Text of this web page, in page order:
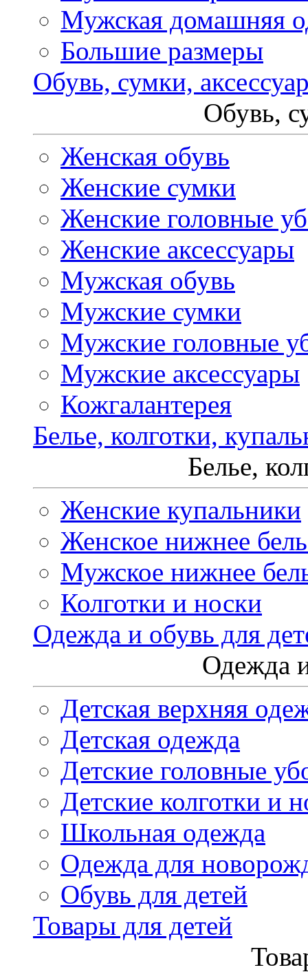
Мужская домашняя
Большие размеры
Обувь, сумки,
Обувь,
Женская обувь
Женские сумки
Женские головные
Женские аксессуары
Мужская обувь
Мужские сумки
Мужские головные
Мужские аксессуары
Кожгалантерея
Белье, колготки,
Белье,
Женские купальники
Женское нижнее
Мужское нижнее
Колготки и носки
Одежда и обувь для
Одежда
Детская верхняя
Детская одежда
Детские головные
Детские колготки и
Школьная одежда
Одежда для
Обувь для детей
Товары для детей